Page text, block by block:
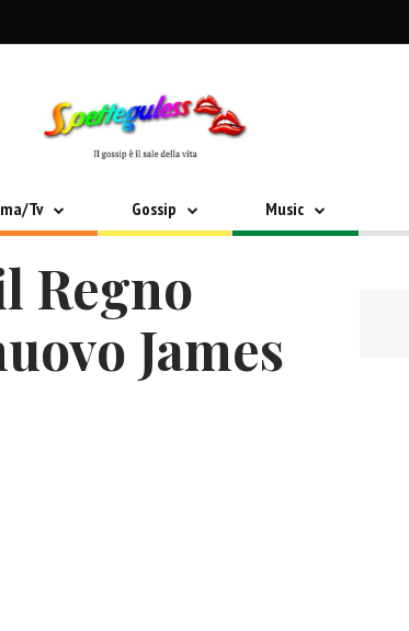
Tv Gossip Music
Regno
James